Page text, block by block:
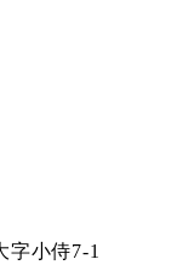
小侍7-1